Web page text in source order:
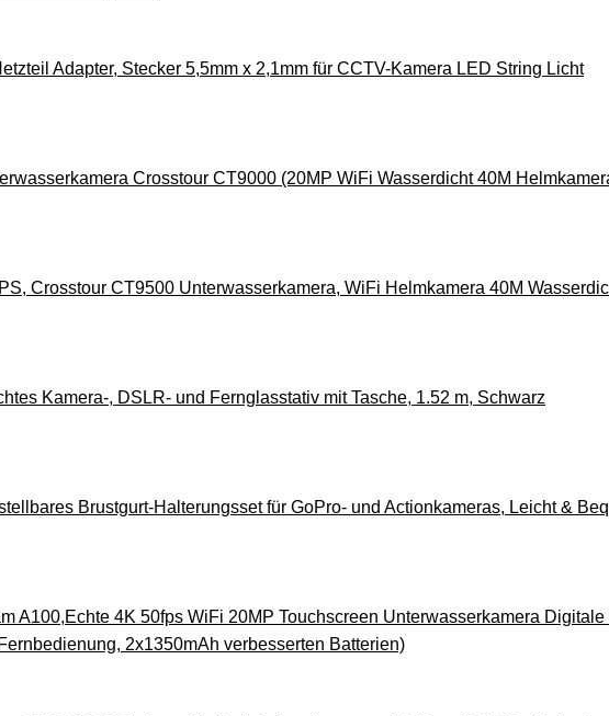
Adapter, Stecker 5,5mm x 2,1mm für CCTV-Kamera LED String Licht
Crosstour CT9000 (20MP WiFi Wasserdicht 40M
Crosstour CT9500 Unterwasserkamera, WiFi Helmkamera 40M
Kamera-, DSLR- und Fernglasstativ mit Tasche, 1.52 m, Schwarz
Brustgurt-Halterungsset für GoPro- und Actionkameras, Leicht &
A100,Echte 4K 50fps WiFi 20MP Touchscreen Unterwasserkamera
2x1350mAh verbesserten Batterien)